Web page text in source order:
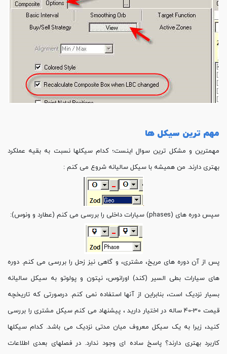
مهم ترین سیکل ها
مهمترین و مشکل ترین سوال اینست؛ کدام سیکلها نسبت به بقیه عملکرد
بهتری دارند. من همیشه با سیکل سالیانه شروع می کنم :
سپس دوره های (phases) سیارات داخلی را بررسی می کنم (عطارد و ونوس):
پس از آن دوره های مریخ، مشتری، و گاهی نیز زحل را بررسی می کنم. دوره
های سیارات بطی السیر (کند) اورانوس، نپتون و پولوتو به سیکل سالیانه
بسیار نزدیک است، بنابراین از آنها استفاده نمی کنم. درصورتی که تاریخچه
قیمت 30-40 ساله در اختیار دارید ، پیشنهاد می کنم سیکل مشتری را بررسی
کنید، زیرا به یک سیکل معروف میان مدتی نزدیک می باشد. کدام سیکلها
کاربرد بهتری دارند؟ پاسخ ساده ای وجود ندارد. در فصلهای بعدی اطلاعات